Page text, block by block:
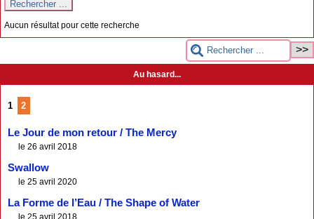
Aucun résultat pour cette recherche
Au hasard...
1 2
Le Jour de mon retour / The Mercy
le 26 avril 2018
Swallow
le 25 avril 2020
La Forme de l’Eau / The Shape of Water
le 25 avril 2018